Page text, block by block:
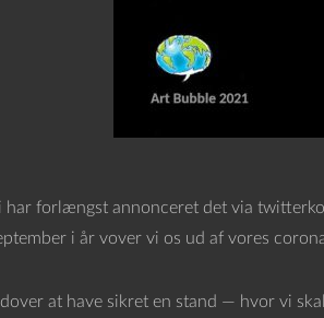
har forlængst annonceret det via
i år vover vi os ud af vores
at have sikret en stand — hvor vi